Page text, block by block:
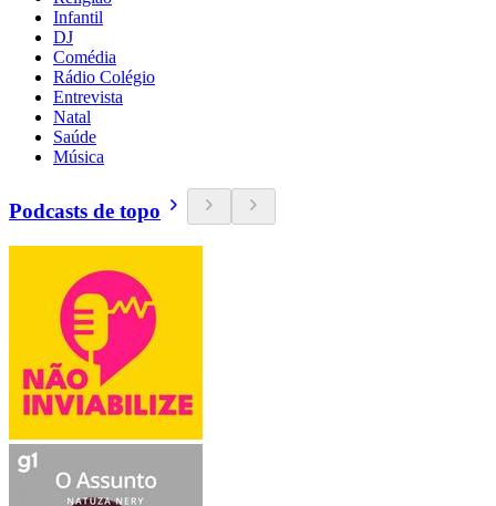
Infantil
DJ
Comédia
Rádio Colégio
Entrevista
Natal
Saúde
Música
Podcasts de topo